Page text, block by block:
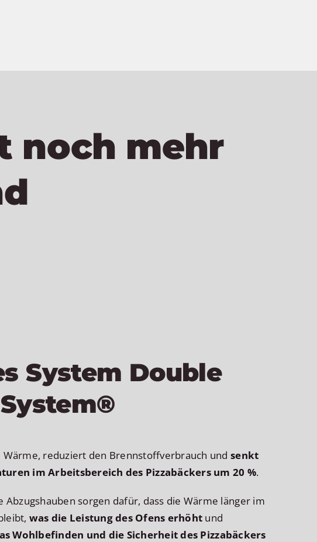
noch mehr
System Double
reduziert den Brennstoffverbrauch und senkt
im Arbeitsbereich des Pizzabäckers um 20 %.
Abzugshauben sorgen dafür, dass die Wärme länger im
was die Leistung des Ofens erhöht und
Wohlbefinden und die Sicherheit des Pizzabäckers